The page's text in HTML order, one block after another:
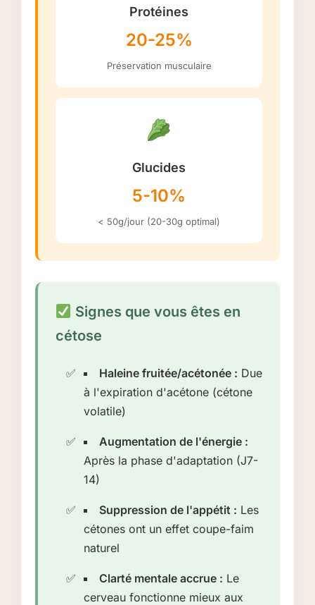
Protéines
20-25%
Préservation musculaire
Glucides
5-10%
< 50g/jour (20-30g optimal)
Signes que vous êtes en
cétose
Haleine fruitée/acétonée : Due
à l'expiration d'acétone (cétone
volatile)
Augmentation de l'énergie :
Après la phase d'adaptation (J7-
14)
Suppression de l'appétit : Les
cétones ont un effet coupe-faim
naturel
Clarté mentale accrue : Le
cerveau fonctionne mieux aux